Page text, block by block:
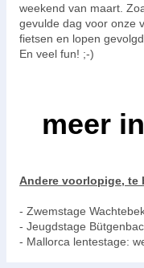
weekend van maart.
gevulde dag voor onze
fietsen en lopen
En veel fun! ;-)
meer
Andere voorlopige, te
- Zwemstage
- Jeugdstage
- Mallorca lentestage: